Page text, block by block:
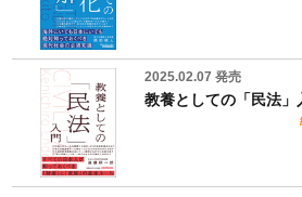
2025.02.07 発売
教養としての「民法」